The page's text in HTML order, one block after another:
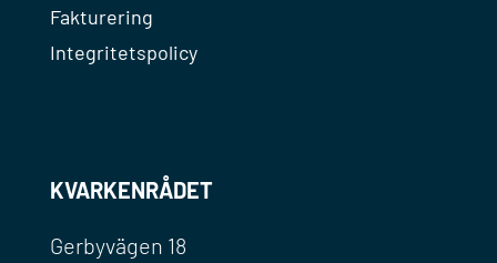
Fakturering
Integritetspolicy
KVARKENRÅDET
Gerbyvägen 18